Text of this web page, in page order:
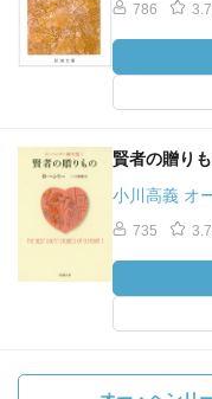
786
賢者の贈り
小川高義 オ
735